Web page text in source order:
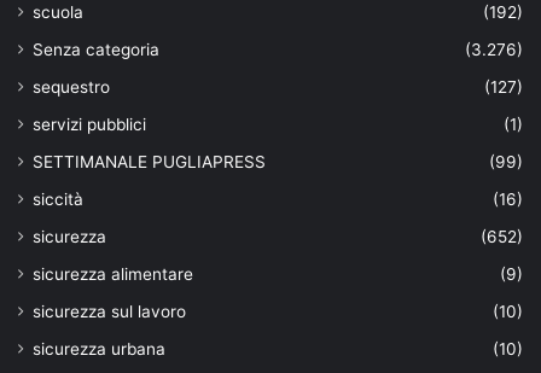
scuola
(192)
Senza categoria
(3.276)
sequestro
(127)
servizi pubblici
(1)
SETTIMANALE PUGLIAPRESS
(99)
siccità
(16)
sicurezza
(652)
sicurezza alimentare
(9)
sicurezza sul lavoro
(10)
sicurezza urbana
(10)